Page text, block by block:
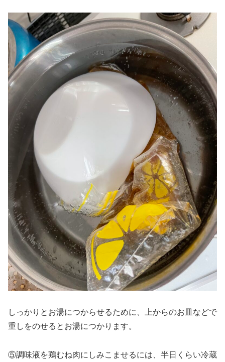
しっかりとお湯につからせるために、上からのお皿などで
重しをのせるとお湯につかります。
⑤調味液を鶏むね肉にしみこませるには、半日くらい冷蔵